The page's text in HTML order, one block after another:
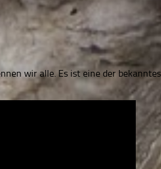
wir alle. Es ist eine der